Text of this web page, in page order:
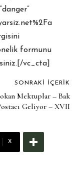
formunu
vc_cta]
SONRAKI İÇERIK
Mektuplar – Bak
Geliyor – XVII
X